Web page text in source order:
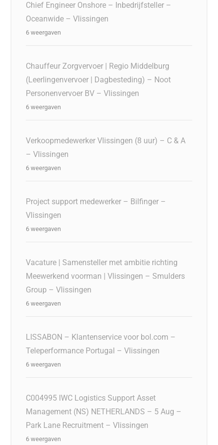
Chief Engineer Onshore – Inbedrijfsteller –
Oceanwide – Vlissingen
6 weergaven
Chauffeur Zorgvervoer | Regio Middelburg
(Leerlingenvervoer | Dagbesteding) – Noot
Personenvervoer BV – Vlissingen
6 weergaven
Verkoopmedewerker Vlissingen (8 uur) – C & A
– Vlissingen
6 weergaven
Project support medewerker – Bilfinger –
Vlissingen
6 weergaven
Vacature | Samensteller met ambitie richting
Meewerkend voorman | Vlissingen – Smulders
Group – Vlissingen
6 weergaven
LISSABON – Klantenservice voor bol.com –
Teleperformance Portugal – Vlissingen
6 weergaven
C004995 IWC Logistics Support Asset
Management (NS) NETHERLANDS – 5 Aug –
Park Lane Recruitment – Vlissingen
6 weergaven